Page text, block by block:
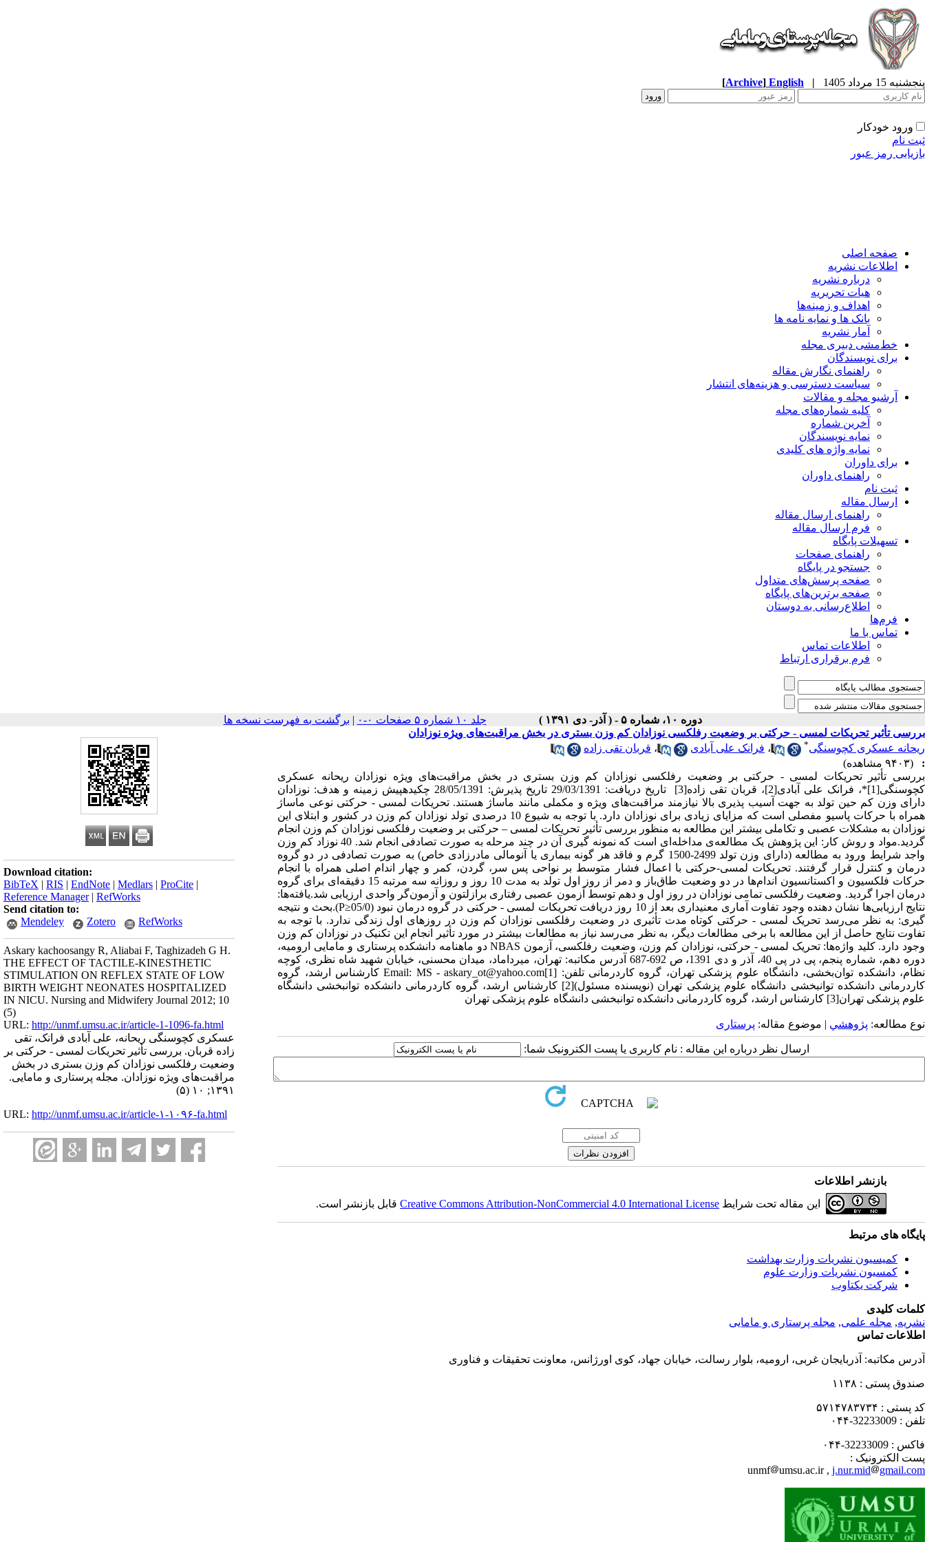
پنجشنبه 15 مرداد 1405 |
English
[Archive]
ورود خودکار
ثبت نام
بازیابی رمز عبور
صفحه اصلی
اطلاعات نشریه
درباره نشریه
هیات تحریریه
اهداف و زمینه‌ها
بانک ها و نمایه نامه ها
آمار نشریه
خط‌مشی دبیری مجله
برای نویسندگان
راهنمای نگارش مقاله
سیاست دسترسی و هزینه‌های انتشار
آرشیو مجله و مقالات
کلیه شماره‌های مجله
آخرین شماره
نمایه نویسندگان
نمایه واژه های کلیدی
برای داوران
راهنمای داوران
ثبت نام
ارسال مقاله
راهنمای ارسال مقاله
فرم ارسال مقاله
تسهیلات پایگاه
راهنمای صفحات
جستجو در پایگاه
صفحه پرسش‌های متداول
صفحه برترین‌های پایگاه
اطلاع‌رسانی به دوستان
فرم‌ها
تماس با ما
اطلاعات تماس
فرم برقراری ارتباط
دوره ۱۰، شماره ۵ - ( آذر- دی ۱۳۹۱ ) جلد ۱۰ شماره ۵ صفحات ۰-۰ | برگشت به فهرست نسخه ها
Download citation:
BibTeX | RIS | EndNote | Medlars | ProCite |
Reference Manager| RefWorks
Send citation to:
Mendeley
Zotero RefWorks
Askary kachoosangy R, Aliabai F, Taghizadeh G H.
THE EFFECT OF TACTILE-KINESTHETIC
STIMULATION ON REFLEX STATE OF LOW
BIRTH WEIGHT NEONATES HOSPITALIZED
IN NICU. Nursing and Midwifery Journal 2012; 10
(5)
URL: http://unmf.umsu.ac.ir/article-1-1096-fa.html
عسکری کچوسنگی ریحانه، علی آبادی فرانک، تقی
زاده قربان. بررسی تأثیر تحریکات لمسی - حرکتی بر
وضعیت رفلکسی نوزادان کم وزن بستری در بخش
مراقبت‌های ویژه نوزادان. مجله پرستاری و مامایی.
۱۳۹۱; ۱۰ (۵)
URL: http://unmf.umsu.ac.ir/article-۱-۱۰۹۶-fa.html
بررسی تأثیر تحریکات لمسی - حرکتی بر وضعیت رفلکسی نوزادان کم وزن بستری در بخش مراقبت‌های ویژه نوزادان
ریحانه عسکری کچوسنگی* ، فرانک علی آبادی ، قربان تقی زاده
:
(۹۴۰۳ مشاهده)
بررسی تأثیر تحریکات لمسی - حرکتی بر وضعیت رفلکسی نوزادان کم وزن بستری در بخش مراقبت‌های ویژه نوزادان ریحانه عسکری
کچوسنگی[1]*، فرانک علی آبادی[2]، قربان تقی زاده[3] تاریخ دریافت: 29/03/1391 تاریخ پذیرش: 28/05/1391 چکیدهپیش زمینه و هدف: نوزادان
دارای وزن کم حین تولد به جهت آسیب پذیری بالا نیازمند مراقبت‌های ویژه و مکملی مانند ماساژ هستند. تحریکات لمسی - حرکتی نوعی ماساژ
همراه با حرکات پاسیو مفصلی است که مزایای زیادی برای نوزادان دارد. با توجه به شیوع 10 درصدی تولد نوزادان کم وزن در کشور و ابتلای این
نوزادان به مشکلات عصبی و تکاملی بیشتر این مطالعه به منظور بررسی تأثیر تحریکات لمسی – حرکتی بر وضعیت رفلکسی نوزادان کم وزن انجام
گردید.مواد و روش کار: این پژوهش یک مطالعه‌ی مداخله‌ای است که نمونه گیری آن در چند مرحله به صورت تصادفی انجام شد. 40 نوزاد کم وزن
واجد شرایط ورود به مطالعه (دارای وزن تولد 2499-1500 گرم و فاقد هر گونه بیماری یا آنومالی مادرزادی خاص) به صورت تصادفی در دو گروه
درمان و کنترل قرار گرفتند. تحریکات لمسی-حرکتی با اعمال فشار متوسط بر نواحی پس سر، گردن، کمر و چهار اندام اصلی همراه با انجام
حرکات فلکسیون و اکستانسیون اندام‌ها در دو وضعیت طاق‌باز و دمر از روز اول تولد به مدت 10 روز و روزانه سه مرتبه 15 دقیقه‌ای برای گروه
درمان اجرا گردید. وضعیت رفلکسی تمامی نوزادان در روز اول و دهم توسط آزمون عصبی رفتاری برازلتون و آزمون‌گر واحدی ارزیابی شد.یافته‌ها:
نتایج ارزیابی‌ها نشان دهنده وجود تفاوت آماری معنی­داری بعد از 10 روز دریافت تحریکات لمسی - حرکتی در گروه درمان نبود (05/0≤P).بحث و نتیجه
گیری: به نظر می‌رسد تحریک لمسی - حرکتی کوتاه مدت تأثیری در وضعیت رفلکسی نوزادان کم وزن در روزهای اول زندگی ندارد. با توجه به
تفاوت نتایج حاصل از این مطالعه با برخی مطالعات دیگر، به نظر می‌رسد نیاز به مطالعات بیشتر در مورد تأثیر انجام این تکنیک در نوزادان کم وزن
وجود دارد. کلید واژه‌ها: تحریک لمسی - حرکتی، نوزادان کم وزن، وضعیت رفلکسی، آزمون NBAS دو ماهنامه دانشکده پرستاری و مامایی ارومیه،
دوره دهم، شماره پنجم، پی در پی 40، آذر و دی 1391، ص 692-687 آدرس مکاتبه: تهران، میرداماد، میدان محسنی، خیابان شهید شاه نظری، کوچه
نظام، دانشکده توان‌بخشی، دانشگاه علوم پزشکی تهران، گروه کاردرمانی تلفن: Email: MS - askary_ot@yahoo.com[1] کارشناس ارشد، گروه
کاردرمانی دانشکده توانبخشی دانشگاه علوم پزشکی تهران (نویسنده مسئول)[2] کارشناس ارشد، گروه کاردرمانی دانشکده توانبخشی دانشگاه
علوم پزشکی تهران[3] کارشناس ارشد، گروه کاردرمانی دانشکده توانبخشی دانشگاه علوم پزشکی تهران
نوع مطالعه: پژوهشي | موضوع مقاله: پرستاری
ارسال نظر درباره این مقاله : نام کاربری یا پست الکترونیک شما:
بازنشر اطلاعات
این مقاله تحت شرایط Creative Commons Attribution-NonCommercial 4.0 International Licenseقابل بازنشر است.
پایگاه های مرتبط
کمیسیون نشریات وزارت بهداشت
کمسیون نشریات وزارت علوم
شرکت یکتاوب
کلمات کلیدی
نشریه, مجله علمی, مجله پرستاری و مامایی
اطلاعات تماس
آدرس مکاتبه: آذربایجان غربی، ارومیه، بلوار رسالت، خیابان جهاد، کوی اورژانس، معاونت تحقیقات و فناوری
صندوق پستی : ۱۱۳۸
کد پستی : ۵۷۱۴۷۸۳۷۳۴
تلفن : 32233009-۰۴۴
فاکس : 32233009-۰۴۴
پست الکترونیک :
unmf
umsu.ac.ir , j.nur.mid gmail.com